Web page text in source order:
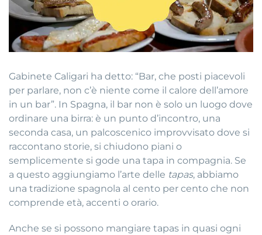
Gabinete Caligari ha detto: “Bar, che posti piacevoli
per parlare, non c’è niente come il calore dell’amore
in un bar”. In Spagna, il bar non è solo un luogo dove
ordinare una birra: è un punto d’incontro, una
seconda casa, un palcoscenico improvvisato dove si
raccontano storie, si chiudono piani o
semplicemente si gode una tapa in compagnia. Se
a questo aggiungiamo l’arte delle tapas, abbiamo
una tradizione spagnola al cento per cento che non
comprende età, accenti o orario.
Anche se si possono mangiare tapas in quasi ogni